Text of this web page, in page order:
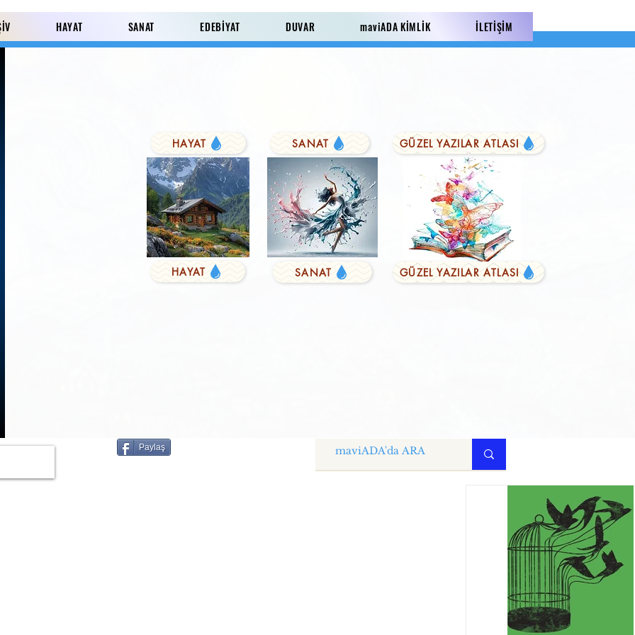
HAYAT SANAT EDEBİYAT DUVAR maviADA KİMLİK İLETİŞİM
Derviş'in Duası FARKLI YAZILAR
Paylaş
Paylaş
HAYAT
HAYAT
SANAT
SANAT
GÜZEL YAZILAR ATLASI
GÜZEL YAZILAR ATLASI